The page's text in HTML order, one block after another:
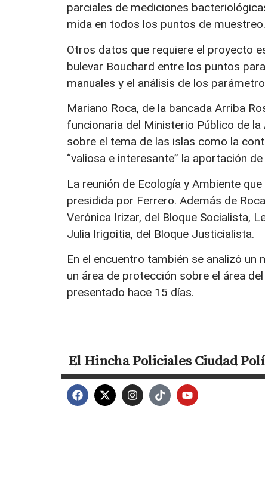
parciales de mediciones
mida en todos los puntos de muestreo.
Otros datos que requiere el proyecto
bulevar Bouchard entre los puntos
manuales y el análisis de los
Mariano Roca, de la bancada Arriba
funcionaria del Ministerio Público de
sobre el tema de las islas como la
“valiosa e interesante” la aportación
La reunión de Ecología y Ambiente
presidida por Ferrero. Además de
Verónica Irizar, del Bloque Socialista,
Julia Irigoitia, del Bloque Justicialista.
En el encuentro también se analizó
un área de protección sobre el área
presentado hace 15 días.
El HinchaPolicialesCiudad